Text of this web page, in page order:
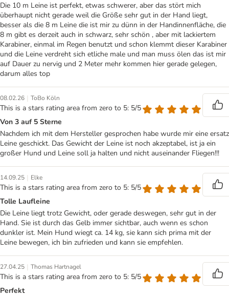
Die 10 m Leine ist perfekt, etwas schwerer, aber das stört mich
überhaupt nicht gerade weil die Größe sehr gut in der Hand liegt,
besser als die 8 m Leine die ist mir zu dünn in der Handinnenfläche, die
8 m gibt es derzeit auch in schwarz, sehr schön , aber mit lackiertem
Karabiner, einmal im Regen benutzt und schon klemmt dieser Karabiner
und die Leine verdreht sich etliche male und man muss ölen das ist mir
auf Dauer zu nervig und 2 Meter mehr kommen hier gerade gelegen,
darum alles top
08.02.26 | ToBo Köln
This is a stars rating area from zero to 5: 5/5
Von 3 auf 5 Sterne
Nachdem ich mit dem Hersteller gesprochen habe wurde mir eine ersatz
Leine geschickt. Das Gewicht der Leine ist noch akzeptabel, ist ja ein
großer Hund und Leine soll ja halten und nicht auseinander Fliegen!!!
14.09.25 | Elke
This is a stars rating area from zero to 5: 5/5
Tolle Laufleine
Die Leine liegt trotz Gewicht, oder gerade deswegen, sehr gut in der
Hand. Sie ist durch das Gelb immer sichtbar, auch wenn es schon
dunkler ist. Mein Hund wiegt ca. 14 kg, sie kann sich prima mit der
Leine bewegen, ich bin zufrieden und kann sie empfehlen.
27.04.25 | Thomas Hartnagel
This is a stars rating area from zero to 5: 5/5
Perfekt